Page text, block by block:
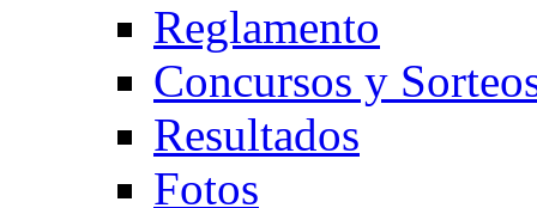
Reglamento
Concursos y
Resultados
Fotos